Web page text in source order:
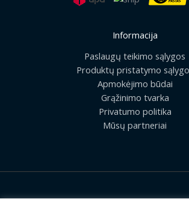
Informacija
Paslaugų teikimo sąlygos
Produktų pristatymo
Apmokėjimo būdai
Grąžinimo tvarka
Privatumo politika
Mūsų partneriai